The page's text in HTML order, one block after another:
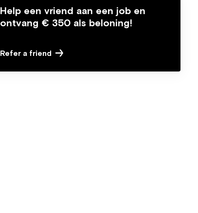
Help een vriend aan een job en
ontvang € 350 als beloning!
Refer a friend